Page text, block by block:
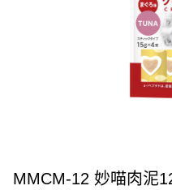
MMCM-12 妙喵肉泥